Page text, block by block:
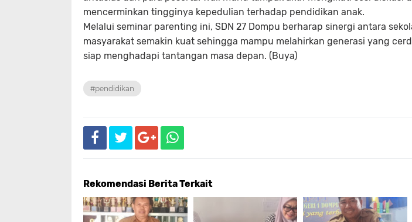
mencerminkan tingginya kepedulian terhadap pendidikan anak.
Melalui seminar parenting ini, SDN 27 Dompu berharap sinergi antara
masyarakat semakin kuat sehingga mampu melahirkan generasi yang
siap menghadapi tantangan masa depan. (Buya)
#pendidikan
Rekomendasi Berita Terkait